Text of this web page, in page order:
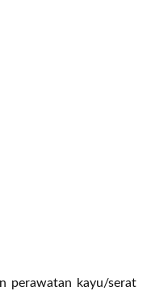
perawatan kayu/serat